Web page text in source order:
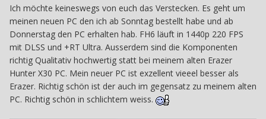
Ich möchte keineswegs von euch das Verstecken. Es geht um
meinen neuen PC den ich ab Sonntag bestellt habe und ab
Donnerstag den PC erhalten hab. FH6 läuft in 1440p 220 FPS
mit DLSS und +RT Ultra. Ausserdem sind die Komponenten
richtig Qualitativ hochwertig statt bei meinem alten Erazer
Hunter X30 PC. Mein neuer PC ist exzellent vieeel besser als
Erazer. Richtig schön ist der auch im gegensatz zu meinem alten
PC. Richtig schön in schlichtem weiss.